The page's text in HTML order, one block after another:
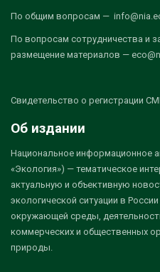
По общим вопросам —
По вопросам сотрудничества и
размещение материалов —
Свидетельство о регистрации
Об издании
Национальное информационное
«Экология») — тематическое
актуальную и объективную
экологической ситуации в
окружающей среды,
коммерческих и общественных
природы.